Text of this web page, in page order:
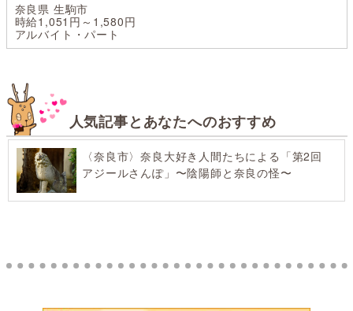
奈良県 生駒市
時給1,051円～1,580円
アルバイト・パート
人気記事とあなたへのおすすめ
〈奈良市〉奈良大好き人間たちによる「第2回
アジールさんぽ」〜陰陽師と奈良の怪〜